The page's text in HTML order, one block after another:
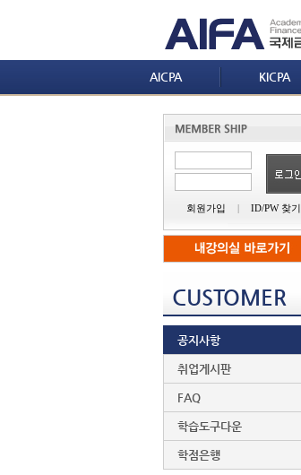
AICPA KICPA
회원가입 | ID/PW 찾기
CUSTOMER
공지사항
취업게시판
FAQ
학습도구다운
학점은행